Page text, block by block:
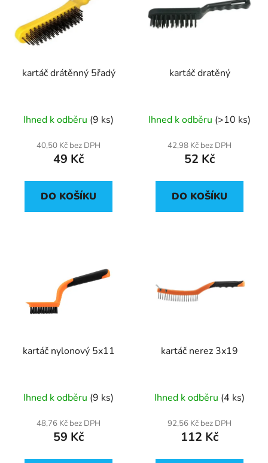
kartáč drátěnný 5řadý
Ihned k odběru (9 ks)
40,50 Kč bez DPH
49 Kč
DO KOŠÍKU
kartáč dratěný
Ihned k odběru (>10 ks)
42,98 Kč bez DPH
52 Kč
DO KOŠÍKU
kartáč nylonový 5x11
Ihned k odběru (9 ks)
48,76 Kč bez DPH
59 Kč
kartáč nerez 3x19
Ihned k odběru (4 ks)
92,56 Kč bez DPH
112 Kč